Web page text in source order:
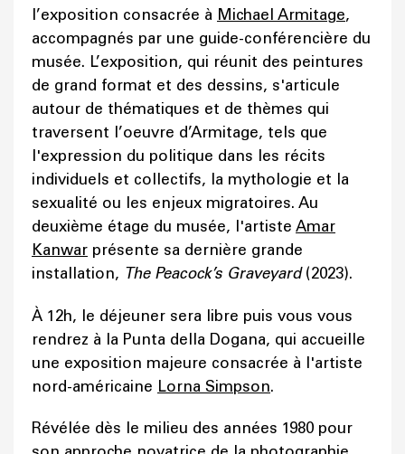
l’exposition consacrée à Michael Armitage,
accompagnés par une guide-conférencière du
musée. L’exposition, qui réunit des peintures
de grand format et des dessins, s'articule
autour de thématiques et de thèmes qui
traversent l’oeuvre d’Armitage, tels que
l'expression du politique dans les récits
individuels et collectifs, la mythologie et la
sexualité ou les enjeux migratoires. Au
deuxième étage du musée, l'artiste Amar
Kanwar présente sa dernière grande
installation, The Peacock’s Graveyard(2023).
À 12h, le déjeuner sera libre puis vous vous
rendrez à la Punta della Dogana, qui accueille
une exposition majeure consacrée à l'artiste
nord-américaine Lorna Simpson.
Révélée dès le milieu des années 1980 pour